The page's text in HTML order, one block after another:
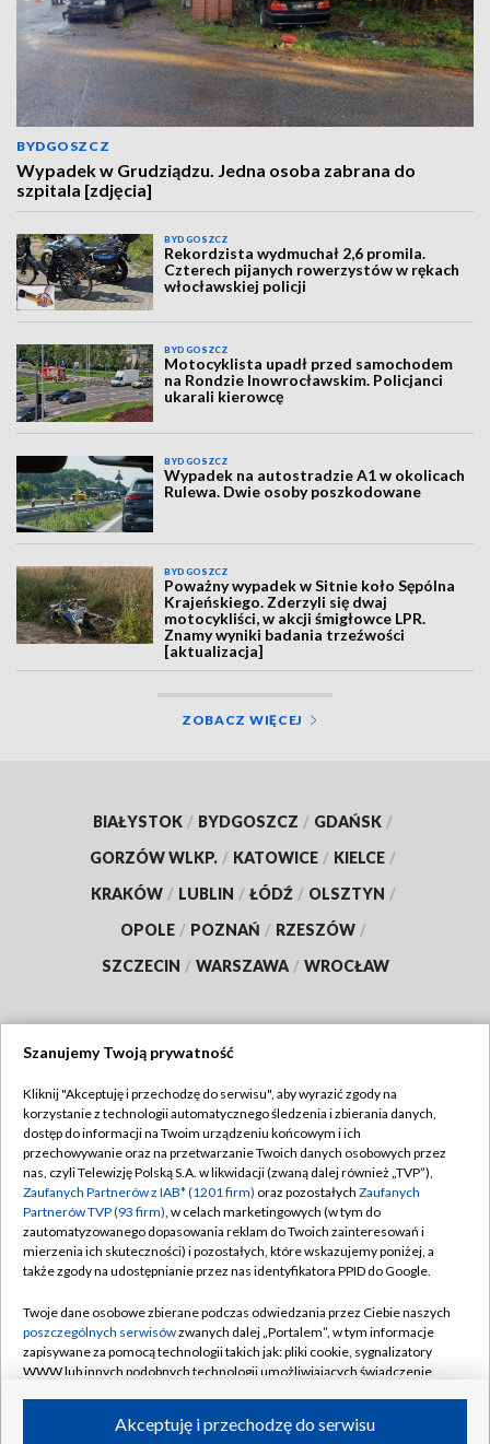
BYDGOSZCZ
Wypadek w Grudziądzu. Jedna osoba zabrana do
szpitala [zdjęcia]
BYDGOSZCZ
Rekordzista wydmuchał 2,6 promila.
Czterech pijanych rowerzystów w rękach
włocławskiej policji
BYDGOSZCZ
Motocyklista upadł przed samochodem
na Rondzie Inowrocławskim. Policjanci
ukarali kierowcę
BYDGOSZCZ
Wypadek na autostradzie A1 w okolicach
Rulewa. Dwie osoby poszkodowane
BYDGOSZCZ
Poważny wypadek w Sitnie koło Sępólna
Krajeńskiego. Zderzyli się dwaj
motocykliści, w akcji śmigłowce LPR.
Znamy wyniki badania trzeźwości
[aktualizacja]
ZOBACZ WIĘCEJ
BIAŁYSTOK / BYDGOSZCZ / GDAŃSK /
GORZÓW WLKP. / KATOWICE / KIELCE /
KRAKÓW / LUBLIN / ŁÓDŹ / OLSZTYN /
OPOLE / POZNAŃ / RZESZÓW /
SZCZECIN / WARSZAWA / WROCŁAW
TVP
Abonament TVP
Emisja w TVP
Centrum informacji TVP
Naziemna Telewizja Cyfrowa
Rada Programowa
System NOS
Informacje o nadawcy
Program dla prasy
Regulamin TVP
Polityka prywatności
Moje zgody
Pomoc
Kontakt
Kanały
Szanujemy Twoją prywatność
Kliknij "Akceptuję i przechodzę do serwisu", aby wyrazić zgody na
korzystanie z technologii automatycznego śledzenia i zbierania danych,
dostęp do informacji na Twoim urządzeniu końcowym i ich
przechowywanie oraz na przetwarzanie Twoich danych osobowych przez
nas, czyli Telewizję Polską S.A. w likwidacji (zwaną dalej również „TVP”),
Zaufanych Partnerów z IAB* (1201 firm) oraz pozostałych Zaufanych
Partnerów TVP (93 firm), w celach marketingowych (w tym do
zautomatyzowanego dopasowania reklam do Twoich zainteresowań i
mierzenia ich skuteczności) i pozostałych, które wskazujemy poniżej, a
także zgody na udostępnianie przez nas identyfikatora PPID do Google.
Twoje dane osobowe zbierane podczas odwiedzania przez Ciebie naszych
poszczególnych serwisówzwanych dalej „Portalem”, w tym informacje
zapisywane za pomocą technologii takich jak: pliki cookie, sygnalizatory
WWW lub innych podobnych technologii umożliwiających świadczenie
ruchu w Internecie.Akceptuję i przechodzę do serwisu